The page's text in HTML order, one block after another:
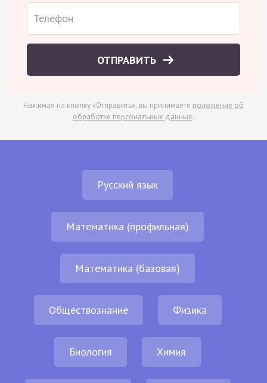
ОТПРАВИТЬ
Нажимая на кнопку «Отправить», вы принимаете положение об
обработке персональных данных.
Русский язык
Математика (профильная)
Математика (базовая)
Обществознание Физика
Биология Химия